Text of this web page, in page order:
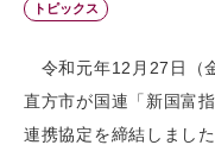
トピックス
令和元年12月27日（
直方市が国連「新国富
連携協定を締結しまし